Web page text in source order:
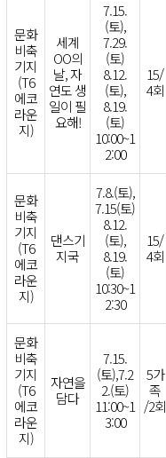
문화
비축
기지
(T6
에코
라운
지)
세계
OO의
날, 자
연도 생
일이 필
요해!
7.15.
(토),
7.29.
(토)
8.12.
(토),
8.19.
(토)
10:00~1
2:00
15/
4회
문화
비축
기지
(T6
에코
라운
지)
댄스기
지국
7.8.(토),
7.15(토)
8.12.
(토),
8.19.
(토)
10:30~1
2:30
15/
4회
문화
비축
기지
(T6
에코
라운
지)
자연을
담다
7.15.
(토),7.2
2.(토)
11:00~1
3:00
5가
족
/2회